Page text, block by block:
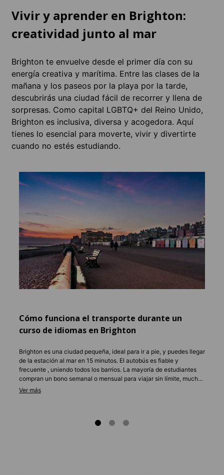
Vivir y aprender en Brighton:
creatividad junto al mar
Brighton te envuelve desde el primer día con su
energía creativa y marítima. Entre las clases de la
mañana y los paseos por la playa por la tarde,
descubrirás una ciudad fácil de recorrer y llena de
sorpresas. Como capital LGBTQ+ del Reino Unido,
Brighton es inclusiva, diversa y acogedora. Aquí
tienes lo esencial para moverte, vivir y divertirte
cuando no estés estudiando.
Cómo funciona el transporte durante un
curso de idiomas en Brighton
Brighton es una ciudad pequeña, ideal para ir a pie, y puedes llegar
de la estación al mar en 15 minutos. El autobús es fiable y
frecuente , uniendo todos los barrios. La mayoría de estudiantes
compran un bono semanal o mensual para viajar sin límite, mucho
más económico que billetes sueltos. El uso de la bicicleta es muy